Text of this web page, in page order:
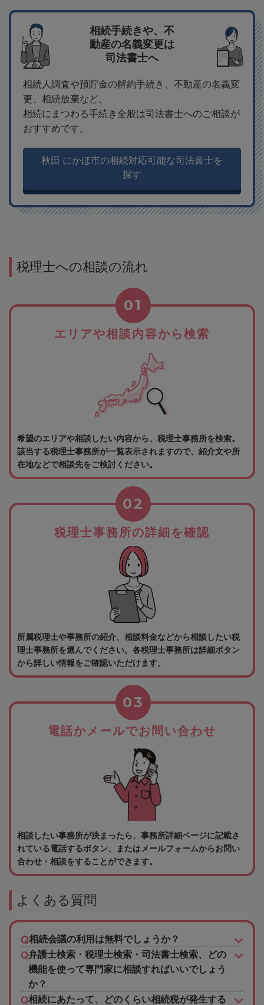
相続手続きや、不
動産の名義変更は
司法書士へ
相続人調査や預貯金の解約手続き、不動産の名義変
更、相続放棄など、
相続にまつわる手続き全般は司法書士へのご相談が
おすすめです。
秋田 にかほ市の相続対応可能な司法書士を
探す
税理士への相談の流れ
エリアや相談内容から検索
01
希望のエリアや相談したい内容から、税理士事務所を検索。
該当する税理士事務所が一覧表示されますので、紹介文や所
在地などで相談先をご検討ください。
税理士事務所の詳細を確認
02
所属税理士や事務所の紹介、相談料金などから相談したい税
理士事務所を選んでください。各税理士事務所は詳細ボタン
から詳しい情報をご確認いただけます。
電話かメールでお問い合わせ
03
相談したい事務所が決まったら、事務所詳細ページに記載さ
れている電話するボタン、またはメールフォームからお問い
合わせ・相談をすることができます。
よくある質問
相続会議の利用は無料でしょうか？
弁護士検索・税理士検索・司法書士検索、どの
機能を使って専門家に相談すればいいでしょう
か？
相続にあたって、どのくらい相続税が発生する